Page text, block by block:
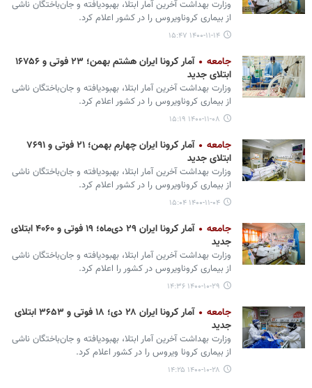
وزارت بهداشت آخرین آمار ابتلا، بهبودیافته و جان‌باختگان ناشی
از بیماری کروناویروس را در کشور اعلام کرد.
۱۴۰۰-۱۱-۱۴ ۱۵:۴۷
جامعه
آمار کرونا ایران هشتم بهمن؛ ۲۳ فوتی و ۱۶۷۵۶
ابتلای جدید
وزارت بهداشت آخرین آمار ابتلا، بهبودیافته و جان‌باختگان ناشی
از بیماری کروناویروس را در کشور اعلام کرد.
۱۴۰۰-۱۱-۰۸ ۱۵:۱۹
جامعه
آمار کرونا ایران چهارم بهمن؛ ۲۱ فوتی و ۷۶۹۱
ابتلای جدید
وزارت بهداشت آخرین آمار ابتلا، بهبودیافته و جان‌باختگان ناشی
از بیماری کروناویروس را در کشور اعلام کرد.
۱۴۰۰-۱۱-۰۴ ۱۵:۰۴
جامعه
آمار کرونا ایران ۲۹ دی‌ماه؛ ۱۹ فوتی و ۴۰۶۰ ابتلای
جدید
وزارت بهداشت آخرین آمار ابتلا، بهبودیافته و جان‌باختگان ناشی
از بیماری کروناویروس در کشور را اعلام کرد.
۱۴۰۰-۱۰-۲۹ ۱۴:۳۶
جامعه
آمار کرونا ایران ۲۸ دی؛ ۱۸ فوتی و ۳۶۵۳ ابتلای
جدید
وزارت بهداشت آخرین آمار ابتلا، بهبودیافته و جان‌باختگان ناشی
از بیماری کرونا ویروس را در کشور اعلام کرد.
۱۴۰۰-۱۰-۲۸ ۱۴:۲۵